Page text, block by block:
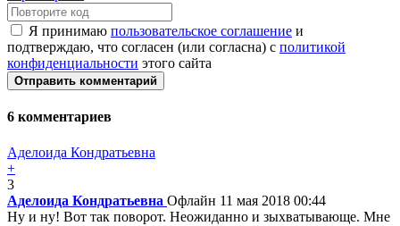
Я принимаю пользовательское соглашение и
подтверждаю, что согласен (или согласна) с политикой
конфиденциальности этого сайта
Отправить комментарий
6 комментариев
Аделоида Кондратьевна
+
3
Аделоида Кондратьевна Офлайн 11 мая 2018 00:44
Ну и ну! Вот так поворот. Неожиданно и зыхватывающе. Мне